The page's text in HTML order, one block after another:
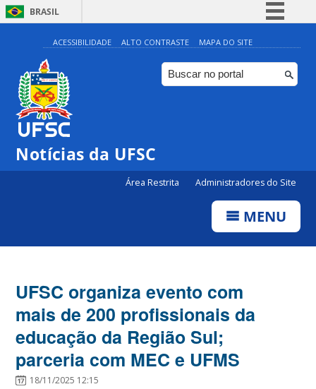
BRASIL
Simplifique!
Comunica BR
Participe
ACESSIBILIDADE ALTO CONTRASTE MAPA DO SITE
Notícias da UFSC
Área Restrita Administradores do Site
MENU
UFSC organiza evento com
mais de 200 profissionais da
educação da Região Sul;
parceria com MEC e UFMS
18/11/2025 12:15